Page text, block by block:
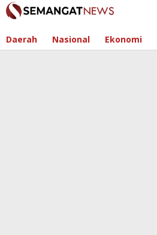
Skip
to
Daerah Nasional Ekonomi